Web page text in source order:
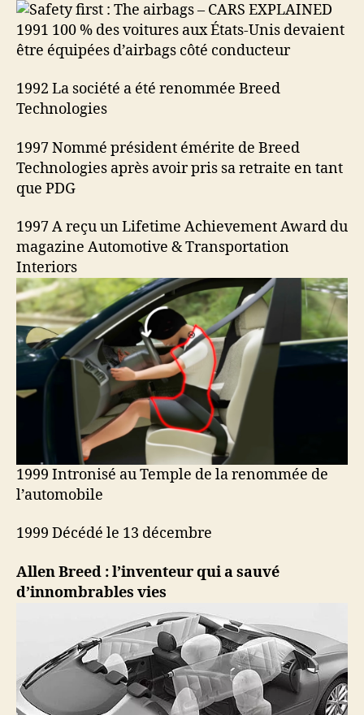
1991 100 % des voitures aux États-Unis devaient
être équipées d’airbags côté conducteur
1992 La société a été renommée Breed
Technologies
1997 Nommé président émérite de Breed
Technologies après avoir pris sa retraite en tant
que PDG
1997 A reçu un Lifetime Achievement Award du
magazine Automotive & Transportation
Interiors
1999 Intronisé au Temple de la renommée de
l’automobile
1999 Décédé le 13 décembre
Allen Breed : l’inventeur qui a sauvé
d’innombrables vies